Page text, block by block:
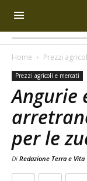
Home Prezzi
Prezzi agricoli e mercati
Angurie
per le
Di Redazione Terra e Vita